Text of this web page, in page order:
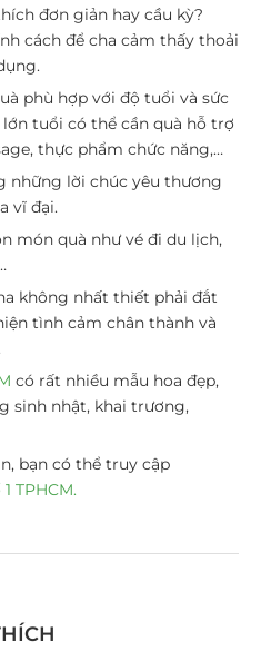
đơn giản hay cầu kỳ?
cách để cha cảm thấy thoải
phù hợp với độ tuổi và sức
lớn tuổi có thể cần quà hỗ trợ
thực phẩm chức năng,…
những lời chúc yêu thương
vĩ đại.
món quà như vé đi du lịch,
không nhất thiết phải đắt
tình cảm chân thành và
có rất nhiều mẫu hoa đẹp,
sinh nhật, khai trương,
bạn có thể truy cập
TPHCM.